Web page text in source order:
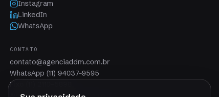
Instagram
LinkedIn
WhatsApp
CONTATO
contato@agenciaddm.com.br
WhatsApp (11) 94037-9595
Fixo (11) 2110-5898